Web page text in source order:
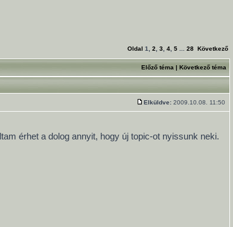
Oldal 1 2 3 4 5 28 Következő
Előző téma | Következő téma
Elküldve: 2009.10.08. 11:50
érhet a dolog annyit, hogy új topic-ot nyissunk neki.